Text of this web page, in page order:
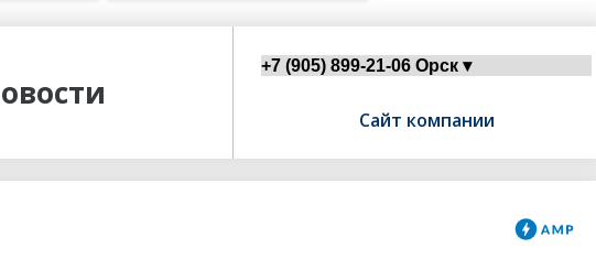
Сайт компании